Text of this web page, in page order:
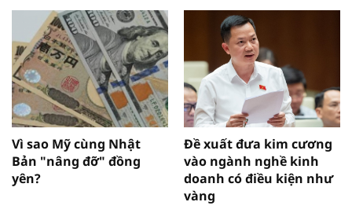
Vì sao Mỹ cùng Nhật
Bản "nâng đỡ" đồng
yên?
Đề xuất đưa kim cương
vào ngành nghề kinh
doanh có điều kiện như
vàng